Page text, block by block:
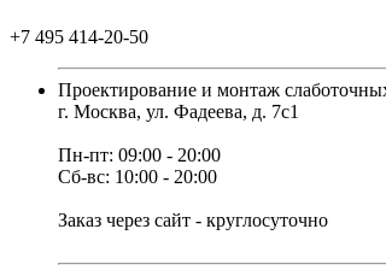
+7 495 414-20-50
Проектирование и монтаж
г. Москва, ул. Фадеева, д. 7с1
Пн-пт: 09:00 - 20:00
Сб-вс: 10:00 - 20:00
Заказ через сайт - круглосуточно